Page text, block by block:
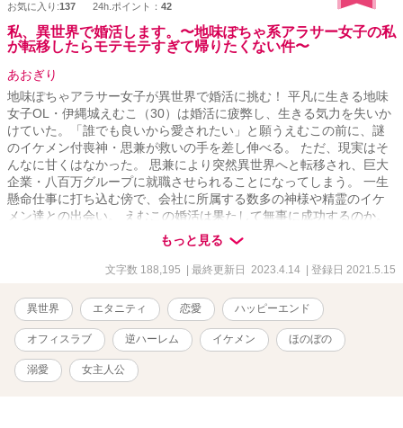
お気に入り:137 24h.ポイント： 42
私、異世界で婚活します。〜地味ぽちゃ系アラサー女子の私
が転移したらモテモテすぎて帰りたくない件〜
あおぎり
地味ぽちゃアラサー女子が異世界で婚活に挑む！ 平凡に生きる地味
女子OL・伊縄城えむこ（30）は婚活に疲弊し、生きる気力を失いか
けていた。「誰でも良いから愛されたい」と願うえむこの前に、謎
のイケメン付喪神・思兼が救いの手を差し伸べる。 ただ、現実はそ
んなに甘くはなかった。 思兼により突然異世界へと転移され、巨大
企業・八百万グループに就職させられることになってしまう。 一生
懸命仕事に打ち込む傍で、会社に所属する数多の神様や精霊のイケ
メン達との出会い。 えむこの婚活は果たして無事に成功するのか。
イケメン達に甘々に溺愛されながら、異世界で婚活に奮闘する、独
身女性の物語をお楽しみください。 ※6/15 第一章完結しました。
※9/16 第二章完結しました。
もっと見る
文字数 188,195 | 最終更新日 2023.4.14 | 登録日 2021.5.15
異世界 エタニティ 恋愛 ハッピーエンド
オフィスラブ 逆ハーレム イケメン ほのぼの
溺愛 女主人公